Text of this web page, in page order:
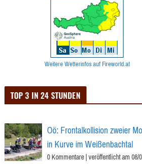
Weitere Wetterinfos auf Fireworld.at
TOP 3 IN 24 STUNDEN
Oö: Frontalkollision zweier
in Kurve im Weißenbachtal
0 Kommentare|veröffentlicht am 08/